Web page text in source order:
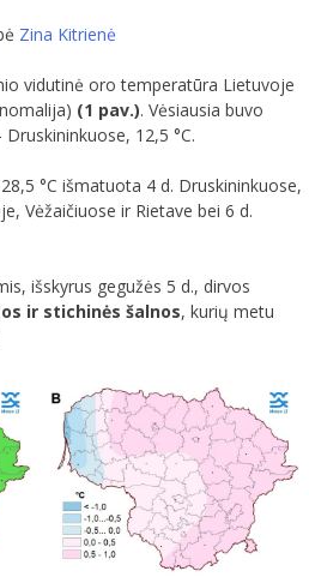
Zina Kitrienė
vidutinė oro temperatūra Lietuvoje
(1 pav.). Vėsiausia buvo
12,5 °C.
°C išmatuota 4 d. Druskininkuose,
Vėžaičiuose ir Rietave bei 6 d.
išskyrus gegužės 5 d., dirvos
ir stichinės šalnos, kurių metu